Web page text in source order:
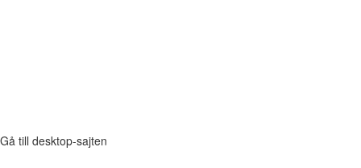
Gå till desktop-sajten